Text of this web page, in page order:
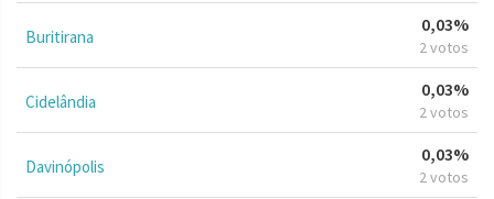
Buritirana
0,03%
2 votos
Cidelândia
0,03%
2 votos
Davinópolis
0,03%
2 votos